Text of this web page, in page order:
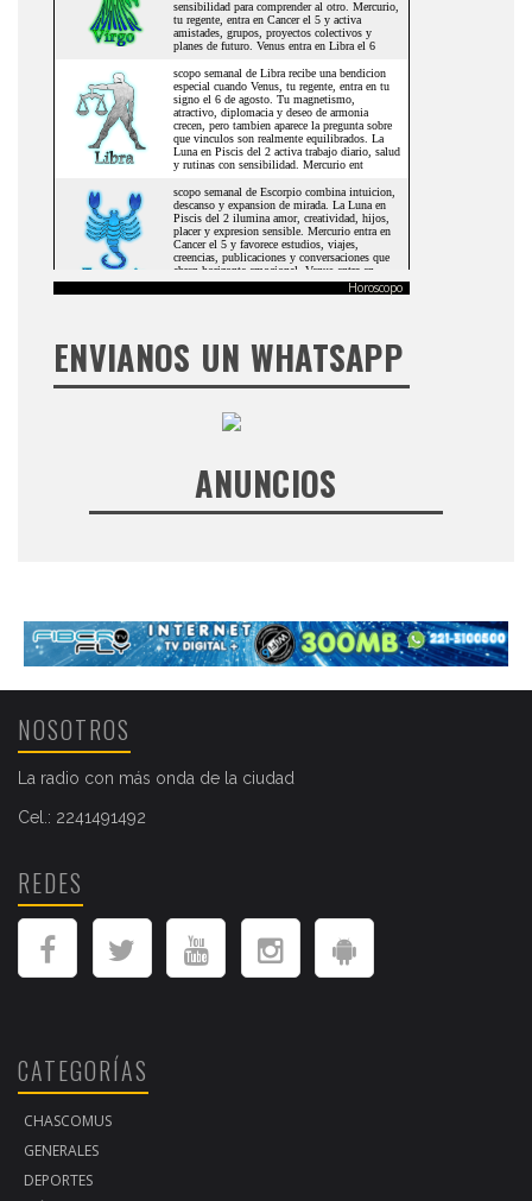
Horoscopo
ENVIANOS UN WHATSAPP
ANUNCIOS
NOSOTROS
La radio con más onda de la ciudad
Cel.: 2241491492
REDES
CATEGORÍAS
CHASCOMUS
GENERALES
DEPORTES